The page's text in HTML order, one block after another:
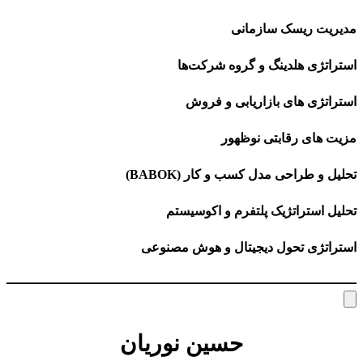
مدیریت ریسک سازمانی
استراتژی هلدینگ و گروه شرکت‌ها
استراتژی های بازاریابی و فروش
مزیت های رقابتی نوظهور
تحلیل و طراحی مدل کسب و کار (BABOK)
تحلیل استراتژیک پلتفرم و اکوسیستم
استراتژی تحول دیجیتال و هوش مصنوعی
حسین نوریان